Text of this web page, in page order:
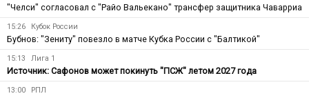
"Челси" согласовал с "Райо Вальекано" трансфер защитника Чаварриа
15:26 Кубок России
Бубнов: "Зениту" повезло в матче Кубка России с "Балтикой"
15:13 Лига 1
Источник: Сафонов может покинуть "ПСЖ" летом 2027 года
13:00 РПЛ